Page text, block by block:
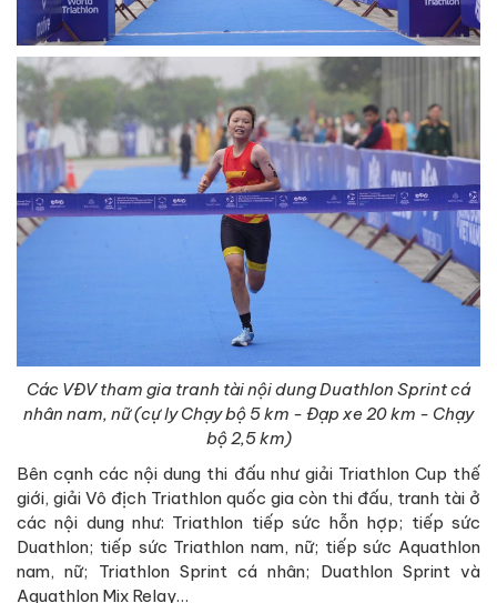
Các VĐV tham gia tranh tài nội dung Duathlon Sprint cá
nhân nam, nữ (cự ly Chạy bộ 5 km - Đạp xe 20 km - Chạy
bộ 2,5 km)
Bên cạnh các nội dung thi đấu như giải Triathlon Cup thế
giới, giải Vô địch Triathlon quốc gia còn thi đấu, tranh tài ở
các nội dung như: Triathlon tiếp sức hỗn hợp; tiếp sức
Duathlon; tiếp sức Triathlon nam, nữ; tiếp sức Aquathlon
nam, nữ; Triathlon Sprint cá nhân; Duathlon Sprint và
Aquathlon Mix Relay…